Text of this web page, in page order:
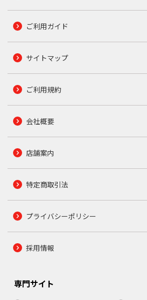
ご利用ガイド
サイトマップ
ご利用規約
会社概要
店舗案内
特定商取引法
プライバシーポリシー
採用情報
専門サイト